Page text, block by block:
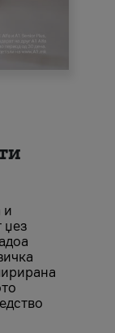
и
џез